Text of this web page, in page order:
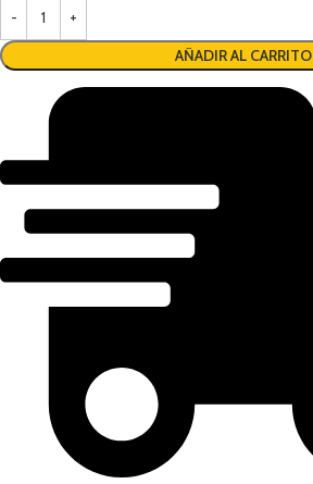
AÑADIR AL CARRITO